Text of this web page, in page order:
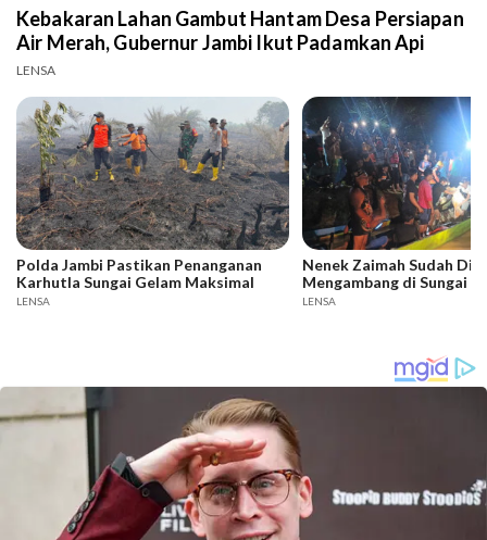
Kebakaran Lahan Gambut Hantam Desa Persiapan
Air Merah, Gubernur Jambi Ikut Padamkan Api
LENSA
Polda Jambi Pastikan Penanganan
Karhutla Sungai Gelam Maksimal
LENSA
Nenek Zaimah Sudah
Mengambang di Sungai
LENSA